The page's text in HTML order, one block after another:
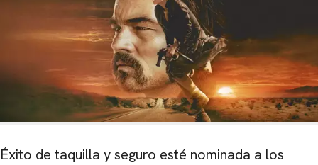
Éxito de taquilla y seguro esté nominada a los